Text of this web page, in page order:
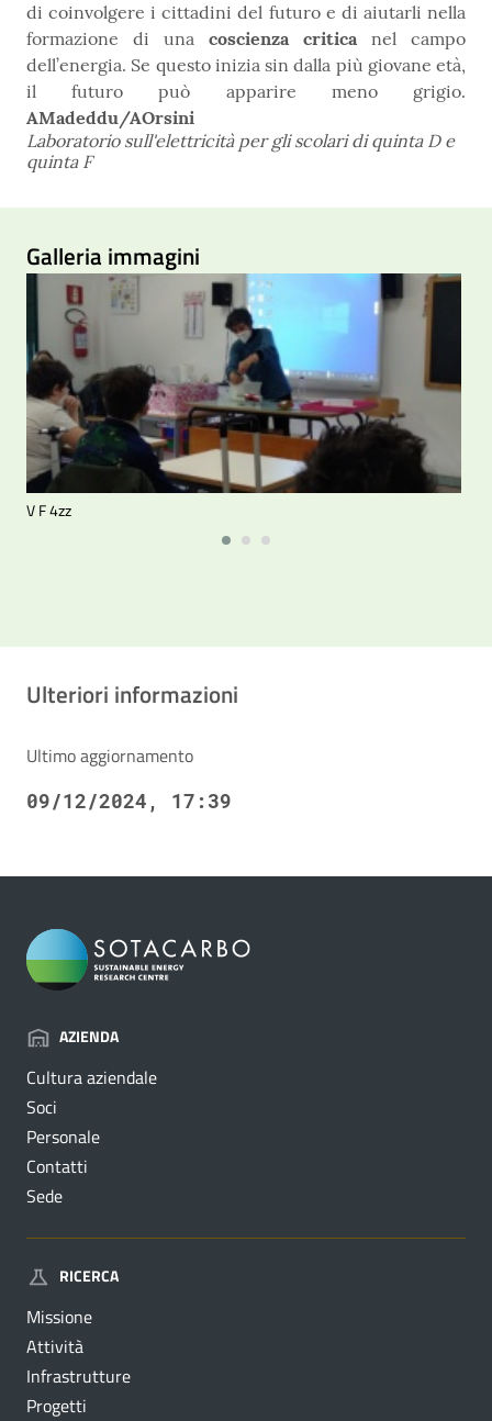
di coinvolgere i cittadini del futuro e di aiutarli nella
formazione di una coscienza critica nel campo
dell’energia. Se questo inizia sin dalla più giovane età,
il futuro può apparire meno grigio.
AMadeddu/AOrsini
Laboratorio sull'elettricità per gli scolari di quinta D e
quinta F
Galleria immagini
V F 4zz
Ulteriori informazioni
Ultimo aggiornamento
09/12/2024, 17:39
AZIENDA
Cultura aziendale
Soci
Personale
Contatti
Sede
RICERCA
Missione
Attività
Infrastrutture
Progetti